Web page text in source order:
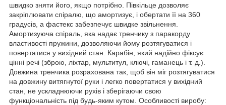
швидко зняти його, якщо потрібно. Півкільце дозволяє
закріплювати спіралю, що амортизує, і обертати її на 360
градусів, а фастекс забезпечує швидке звільнення.
Амортизуюча спіраль, яка надає тренчику з паракорду
властивості пружини, дозволяючи йому розтягуватися і
повертатися у вихідний стан. Карабін, який надійно фіксує
цінні речі (зброю, ліхтар, мультитул, ключі, гаманець і т. д.).
Довжина тренчика розрахована так, щоб він міг розтягуватися
на довжину витягнутої руки і легко повертатися у вихідний
стан, не ускладнюючи рухів і зберігаючи свою
функціональність під будь-яким кутом. Особливості виробу: